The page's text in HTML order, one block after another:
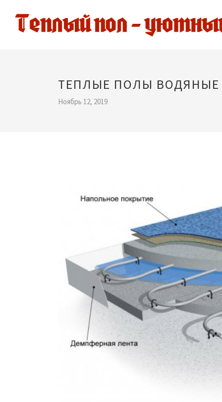
ТЕПЛЫЕ ПОЛЫ
Ноябрь 12, 2019